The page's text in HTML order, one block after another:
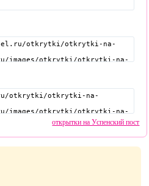
открытки на Успенский пост